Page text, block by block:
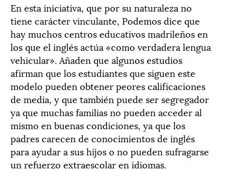
En esta iniciativa, que por su naturaleza no
tiene carácter vinculante, Podemos dice que
hay muchos centros educativos madrileños en
los que el inglés actúa «como verdadera lengua
vehicular». Añaden que algunos estudios
afirman que los estudiantes que siguen este
modelo pueden obtener peores calificaciones
de media, y que también puede ser segregador
ya que muchas familias no pueden acceder al
mismo en buenas condiciones, ya que los
padres carecen de conocimientos de inglés
para ayudar a sus hijos o no pueden sufragarse
un refuerzo extraescolar en idiomas.